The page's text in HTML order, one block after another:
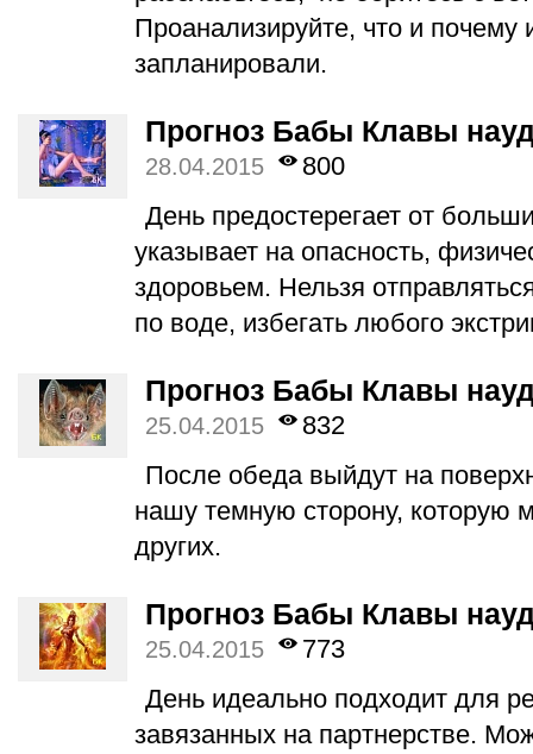
Проанализируйте, что и почему
запланировали.
Прогноз Бабы Клавы
28.04.2015
800
День предостерегает от
указывает на опасность,
здоровьем. Нельзя
по воде, избегать любого
Прогноз Бабы Клавы
25.04.2015
832
После обеда выйдут на
нашу темную сторону, которую
других.
Прогноз Бабы Клавы
25.04.2015
773
День идеально подходит для
завязанных на партнерстве.